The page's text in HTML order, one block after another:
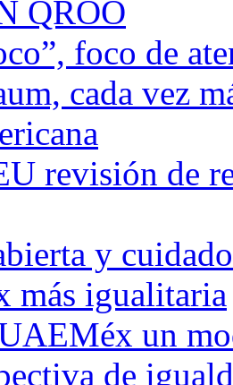
QROO
foco de
cada vez
revisión de
y
más igualitaria
un
de